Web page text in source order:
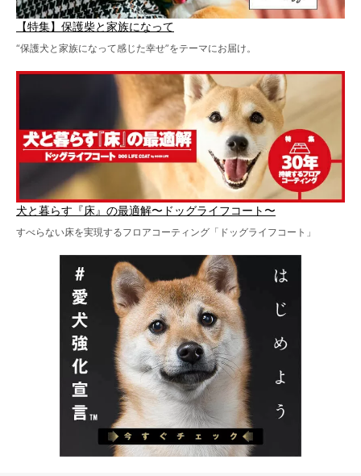
【特集】保護柴と家族になって
“保護犬と家族になって感じた幸せ”をテーマにお届け。
犬と暮らす『床』の最適解〜ドッグライフコート〜
すべらない床を実現するフロアコーティング「ドッグライフコート」